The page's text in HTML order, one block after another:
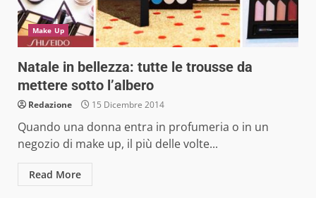
Make Up
Natale in bellezza: tutte le trousse da
mettere sotto l’albero
Redazione 15 Dicembre 2014
Quando una donna entra in profumeria o in un
negozio di make up, il più delle volte...
Read More